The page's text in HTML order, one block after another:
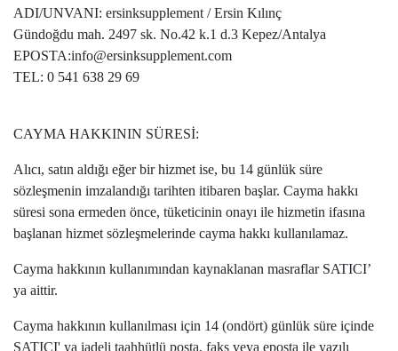
ADI/UNVANI: ersinksupplement / Ersin Kılınç
Gündoğdu mah. 2497 sk. No.42 k.1 d.3 Kepez/Antalya
EPOSTA:info@ersinksupplement.com
TEL: 0 541 638 29 69
CAYMA HAKKININ SÜRESİ:
Alıcı, satın aldığı eğer bir hizmet ise, bu 14 günlük süre
sözleşmenin imzalandığı tarihten itibaren başlar. Cayma hakkı
süresi sona ermeden önce, tüketicinin onayı ile hizmetin ifasına
başlanan hizmet sözleşmelerinde cayma hakkı kullanılamaz.
Cayma hakkının kullanımından kaynaklanan masraflar SATICI’
ya aittir.
Cayma hakkının kullanılması için 14 (ondört) günlük süre içinde
SATICI' ya iadeli taahhütlü posta, faks veya eposta ile yazılı